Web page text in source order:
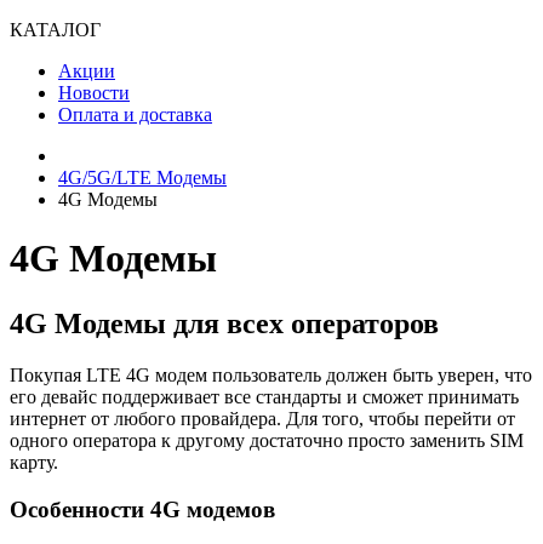
КАТАЛОГ
Акции
Новости
Оплата и доставка
4G/5G/LTE Модемы
4G Модемы
4G Модемы
4G Модемы для всех операторов
Покупая LTE 4G модем пользователь должен быть уверен, что
его девайс поддерживает все стандарты и сможет принимать
интернет от любого провайдера. Для того, чтобы перейти от
одного оператора к другому достаточно просто заменить SIM
карту.
Особенности 4G модемов